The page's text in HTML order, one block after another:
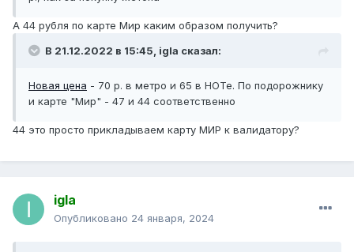
А 44 рубля по карте Мир каким образом получить?
В 21.12.2022 в 15:45, igla сказал:
Новая цена - 70 р. в метро и 65 в НОТе. По подорожнику
и карте "Мир" - 47 и 44 соответственно
44 это просто прикладываем карту МИР к валидатору?
igla
Опубликовано 24 января, 2024